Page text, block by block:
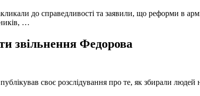
до справедливості та заявили, що реформи в
…
звільнення Федорова
своє розслідування про те, як збирали